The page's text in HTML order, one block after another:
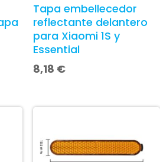
Tapa embellecedor
reflectante delantero
para Xiaomi 1S y
Essential
8,18 €